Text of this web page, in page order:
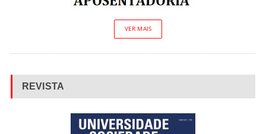
VER MAIS
REVISTA